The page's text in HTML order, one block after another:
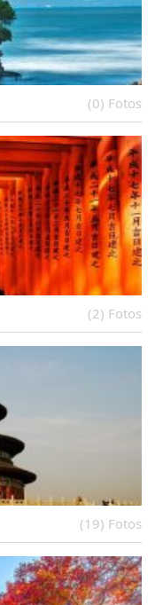
(0) Fotos
(2) Fotos
(19) Fotos